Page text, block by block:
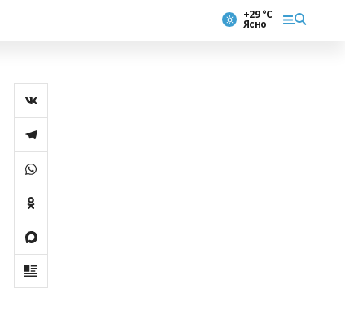
+29 °С
Ясно